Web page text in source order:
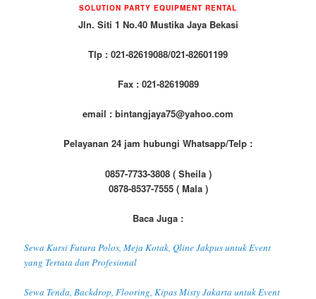
SOLUTION PARTY EQUIPMENT RENTAL
Jln. Siti 1 No.40 Mustika Jaya Bekasi
Tlp : 021-82619088/021-82601199
Fax : 021-82619089
email : bintangjaya75@yahoo.com
Pelayanan 24 jam hubungi Whatsapp/Telp :
0857-7733-3808 ( Sheila )
0878-8537-7555 ( Mala )
Baca Juga :
Sewa Kursi Futura Polos, Meja Kotak, Qline Jakpus untuk Event
yang Tertata dan Profesional
Sewa Tenda, Backdrop, Flooring, Kipas Misty Jakarta untuk Event